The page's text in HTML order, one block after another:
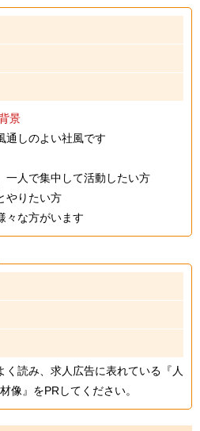
景
通しのよい社風です
一人で集中して活動したい方
やりたい方
々な方がいます
く読み、求人広告に表れている『人
像』をPRしてください。